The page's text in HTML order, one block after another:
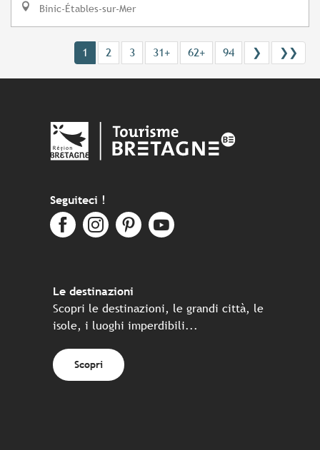
Binic-Étables-sur-Mer
1 2 3 31+ 62+ 94 ❯ ❯❯
Seguiteci !
Le destinazioni
Scopri le destinazioni, le grandi città, le
isole, i luoghi imperdibili...
Scopri